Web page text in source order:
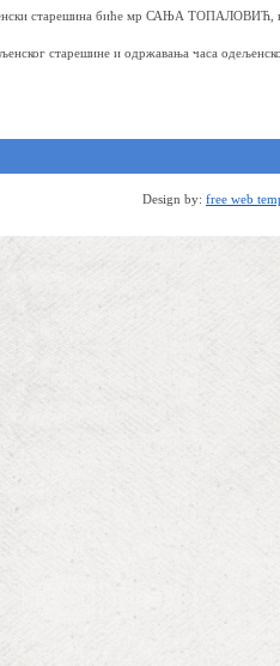
старешина биће мр САЊА ТОПАЛОВИЋ,
старешине и одржавања часа
Design by: free web